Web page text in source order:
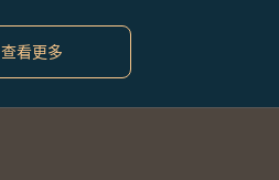
查看更多